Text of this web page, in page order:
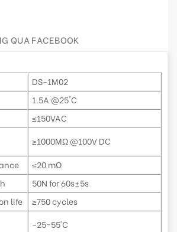
QUA FACEBOOK
DS-1M02
1.5A @25°C
≤150VAC
≥1000MΩ @100V DC
≤20 mΩ
50N for 60s±5s
life
≥750 cycles
-25~55˚C